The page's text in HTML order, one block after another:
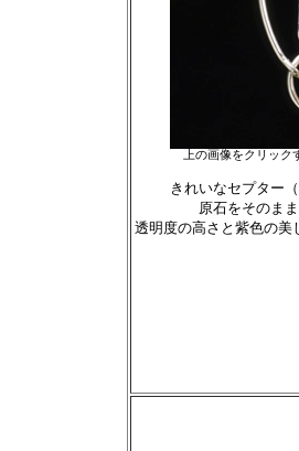
上の画像をクリック
きれいなセプター
原石をそのま
透明度の高さと紫色の美